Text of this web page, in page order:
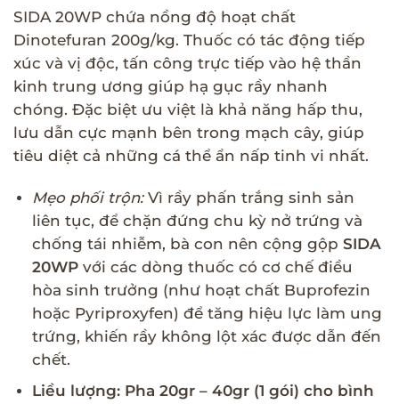
SIDA 20WP chứa nồng độ hoạt chất
Dinotefuran 200g/kg. Thuốc có tác động tiếp
xúc và vị độc, tấn công trực tiếp vào hệ thần
kinh trung ương giúp hạ gục rầy nhanh
chóng. Đặc biệt ưu việt là khả năng hấp thu,
lưu dẫn cực mạnh bên trong mạch cây, giúp
tiêu diệt cả những cá thể ẩn nấp tinh vi nhất.
Mẹo phối trộn:Vì rầy phấn trắng sinh sản
liên tục, để chặn đứng chu kỳ nở trứng và
chống tái nhiễm, bà con nên cộng gộp SIDA
20WPvới các dòng thuốc có cơ chế điều
hòa sinh trưởng (như hoạt chất Buprofezin
hoặc Pyriproxyfen) để tăng hiệu lực làm ung
trứng, khiến rầy không lột xác được dẫn đến
chết.
Liều lượng: Pha 20gr – 40gr (1 gói) cho bình